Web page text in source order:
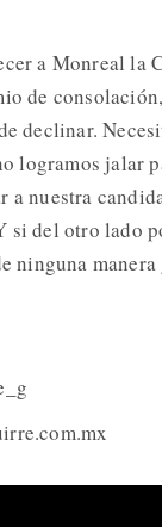
a Monreal la
de
declinar.
logramos jalar
a nuestra
si del otro lado
ninguna